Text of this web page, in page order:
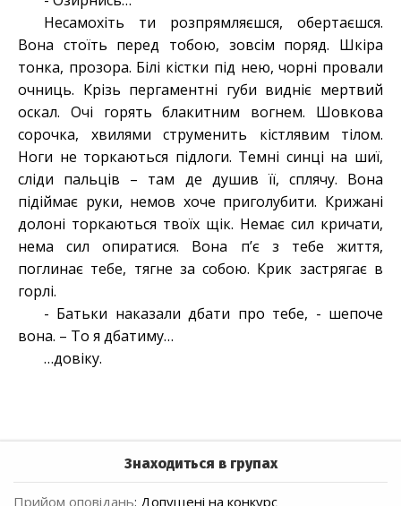
Несамохіть ти розпрямляєшся, обертаєшся.
Вона стоїть перед тобою, зовсім поряд. Шкіра
тонка, прозора. Білі кістки під нею, чорні провали
очниць. Крізь пергаментні губи видніє мертвий
оскал. Очі горять блакитним вогнем. Шовкова
сорочка, хвилями струменить кістлявим тілом.
Ноги не торкаються підлоги. Темні синці на шиї,
сліди пальців – там де душив її, сплячу. Вона
підіймає руки, немов хоче приголубити. Крижані
долоні торкаються твоїх щік. Немає сил кричати,
нема сил опиратися. Вона п’є з тебе життя,
поглинає тебе, тягне за собою. Крик застрягає в
горлі.
- Батьки наказали дбати про тебе, - шепоче
вона. – То я дбатиму…
…довіку.
Знаходиться в групах
Прийом оповідань: Допущені на конкурс